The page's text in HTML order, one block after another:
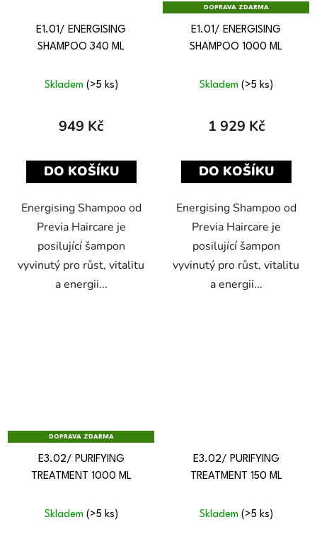
E1.01/ ENERGISING
SHAMPOO 340 ML
Skladem (>5 ks)
949 Kč
DO KOŠÍKU
Energising Shampoo od
Previa Haircare je
posilující šampon
vyvinutý pro růst, vitalitu
a energii...
DOPRAVA ZDARMA
E1.01/ ENERGISING
SHAMPOO 1000 ML
Skladem (>5 ks)
1 929 Kč
DO KOŠÍKU
Energising Shampoo od
Previa Haircare je
posilující šampon
vyvinutý pro růst, vitalitu
a energii...
DOPRAVA ZDARMA
E3.02/ PURIFYING
TREATMENT 1000 ML
Skladem (>5 ks)
E3.02/ PURIFYING
TREATMENT 150 ML
Skladem (>5 ks)